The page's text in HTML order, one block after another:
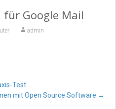
Podcast, O-Töne,
für Google Mail
admin
Test
mit Open Source Software →